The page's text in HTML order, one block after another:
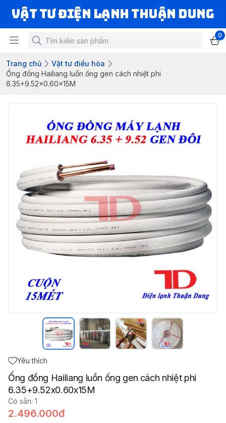
VẬT TƯ ĐIỆN LẠNH THUẬN DUNG
0
Trang chủ
Vật tư điều hòa
Ống đồng Hailiang luồn ống gen cách nhiệt phi
6.35+9.52x0.60x15M
Yêu thích
Ống đồng Hailiang luồn ống gen cách nhiệt phi
6.35+9.52x0.60x15M
Có sẵn: 1
2.496.000đ